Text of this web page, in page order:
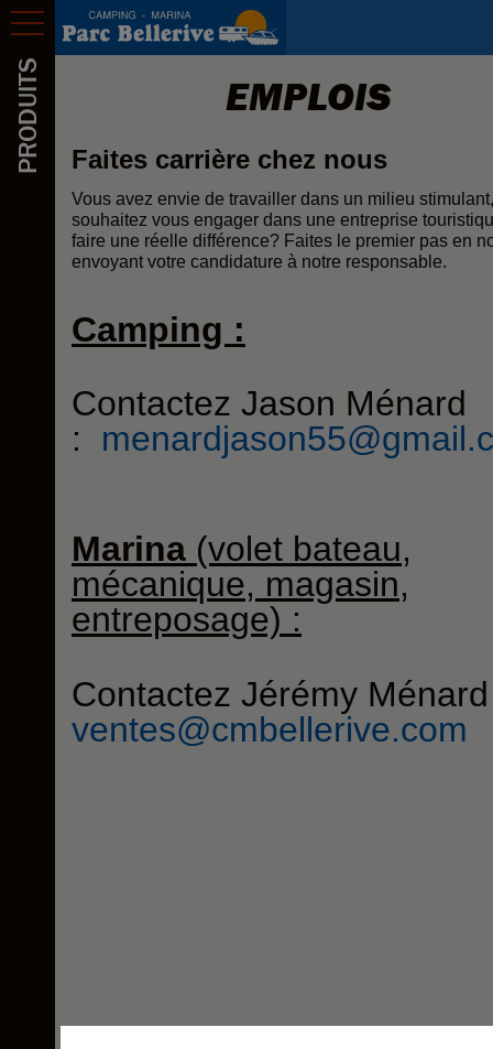
PRODUITS
Réservation
Tarifs
Photos
Plan
Emploi
Nous joindre
EMPLOIS
Faites carrière chez nous
Vous avez envie de travailler dans un milieu
souhaitez vous engager dans une entreprise
faire une réelle différence? Faites le premier pas en
envoyant votre candidature à notre responsable.
Camping :
Contactez Jason Ménard
:
Marina (volet bateau,
mécanique, magasin,
entreposage) :
Contactez Jérémy
ventes@cmbellerive.com